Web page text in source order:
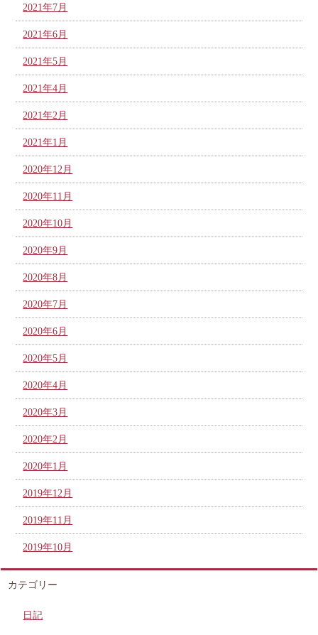
2021年7月
2021年6月
2021年5月
2021年4月
2021年2月
2021年1月
2020年12月
2020年11月
2020年10月
2020年9月
2020年8月
2020年7月
2020年6月
2020年5月
2020年4月
2020年3月
2020年2月
2020年1月
2019年12月
2019年11月
2019年10月
カテゴリー
日記